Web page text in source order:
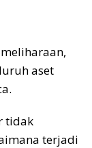
aset
tidak
terjadi